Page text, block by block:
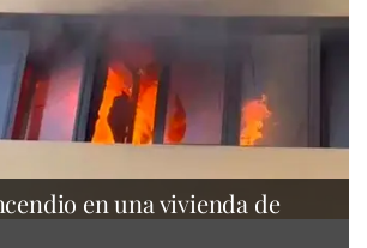
en una vivienda de